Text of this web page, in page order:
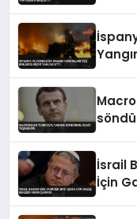
İsrail
İçin